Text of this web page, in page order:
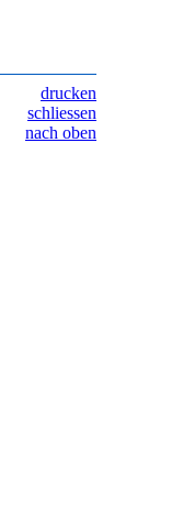
drucken
schliessen
nach oben